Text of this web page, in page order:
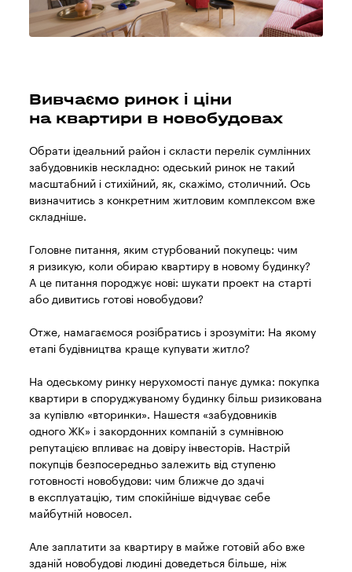
Вивчаємо ринок і ціни
на квартири в новобудовах
Обрати ідеальний район і скласти перелік сумлінних
забудовників нескладно: одеський ринок не такий
масштабний і стихійний, як, скажімо, столичний. Ось
визначитись з конкретним житловим комплексом вже
складніше.
Головне питання, яким стурбований покупець: чим
я ризикую, коли обираю квартиру в новому будинку?
А це питання породжує нові: шукати проект на старті
або дивитись готові новобудови?
Отже, намагаємося розібратись і зрозуміти: На якому
етапі будівництва краще купувати житло?
На одеському ринку нерухомості панує думка: покупка
квартири в споруджуваному будинку більш ризикована
за купівлю «вторинки». Нашестя «забудовників
одного ЖК» і закордонних компаній з сумнівною
репутацією впливає на довіру інвесторів. Настрій
покупців безпосередньо залежить від ступеню
готовності новобудови: чим ближче до здачі
в експлуатацію, тим спокійніше відчуває себе
майбутній новосел.
Але заплатити за квартиру в майже готовій або вже
зданій новобудові людині доведеться більше, ніж